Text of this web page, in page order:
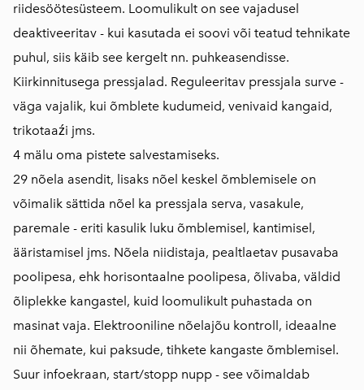
riidesöötesüsteem. Loomulikult on see vajadusel
deaktiveeritav - kui kasutada ei soovi või teatud tehnikate
puhul, siis käib see kergelt nn. puhkeasendisse.
Kiirkinnitusega pressjalad. Reguleeritav pressjala surve -
väga vajalik, kui õmblete kudumeid, venivaid kangaid,
trikotaaźi jms.
4 mälu oma pistete salvestamiseks.
29 nõela asendit, lisaks nõel keskel õmblemisele on
võimalik sättida nõel ka pressjala serva, vasakule,
paremale - eriti kasulik luku õmblemisel, kantimisel,
ääristamisel jms. Nõela niidistaja, pealtlaetav pusavaba
poolipesa, ehk horisontaalne poolipesa, õlivaba, väldid
õliplekke kangastel, kuid loomulikult puhastada on
masinat vaja. Elektrooniline nõelajõu kontroll, ideaalne
nii õhemate, kui paksude, tihkete kangaste õmblemisel.
Suur infoekraan, start/stopp nupp - see võimaldab